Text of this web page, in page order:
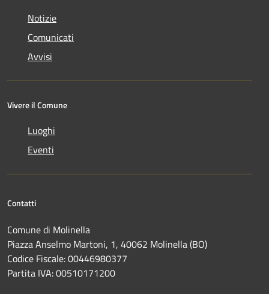
Notizie
Comunicati
Avvisi
Vivere il Comune
Luoghi
Eventi
Contatti
Comune di Molinella
Piazza Anselmo Martoni, 1, 40062 Molinella (BO)
Codice Fiscale: 00446980377
Partita IVA: 00510171200